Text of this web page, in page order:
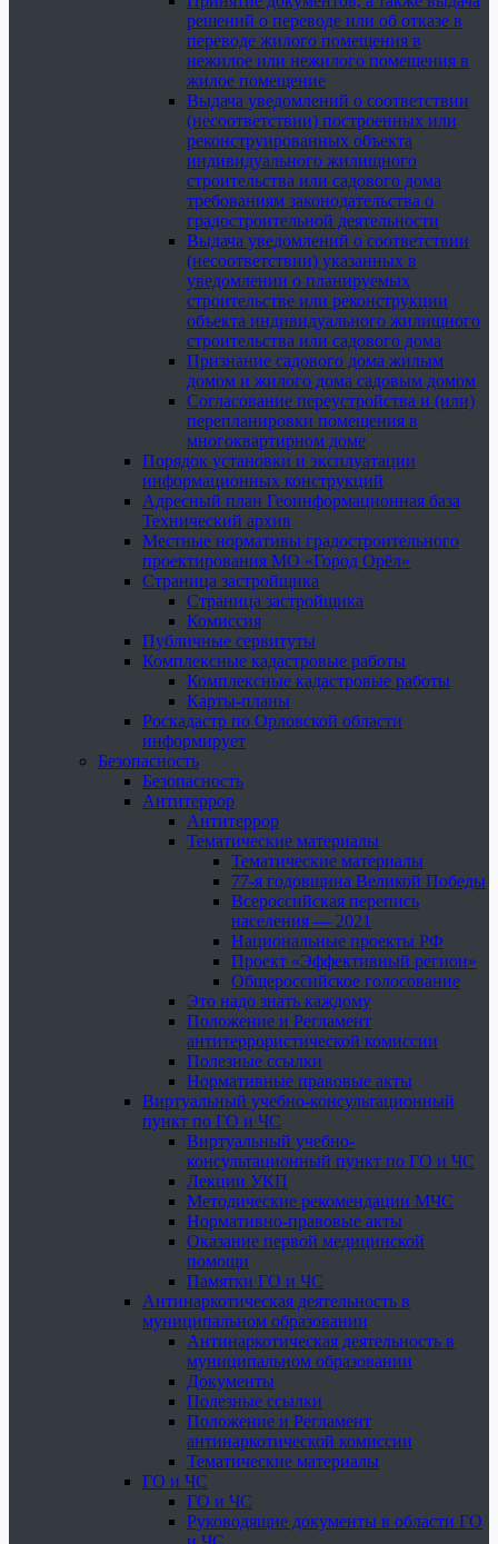
решений о переводе или об отказе в
переводе жилого помещения в
нежилое или нежилого помещения в
жилое помещение
Выдача уведомлений о соответствии
(несоответствии) построенных или
реконструированных объекта
индивидуального жилищного
строительства или садового дома
требованиям законодательства о
градостроительной деятельности
Выдача уведомлений о соответствии
(несоответствии) указанных в
уведомлении о планируемых
строительстве или реконструкции
объекта индивидуального жилищного
строительства или садового дома
Признание садового дома жилым
домом и жилого дома садовым домом
Согласование переустройства и (или)
перепланировки помещения в
многоквартирном доме
Порядок установки и эксплуатации
информационных конструкций
Адресный план Геоинформационная база
Технический архив
Местные нормативы градостроительного
проектирования МО «Город Орёл»
Страница застройщика
Страница застройщика
Комиссия
Публичные сервитуты
Комплексные кадастровые работы
Комплексные кадастровые работы
Карты-планы
Роскадастр по Орловской области
информирует
Безопасность
Безопасность
Антитеррор
Антитеррор
Тематические материалы
Тематические материалы
77-я годовщина Великой Победы
Всероссийская перепись
населения — 2021
Национальные проекты РФ
Проект «Эффективный регион»
Общероссийское голосование
Это надо знать каждому
Положение и Регламент
антитеррористической комиссии
Полезные ссылки
Нормативные правовые акты
Виртуальный учебно-консультационный
пункт по ГО и ЧС
Виртуальный учебно-
консультационный пункт по ГО и ЧС
Лекции УКП
Методические рекомендации МЧС
Нормативно-правовые акты
Оказание первой медицинской
помощи
Памятки ГО и ЧС
Антинаркотическая деятельность в
муниципальном образовании
Антинаркотическая деятельность в
муниципальном образовании
Документы
Полезные ссылки
Положение и Регламент
антинаркотической комиссии
Тематические материалы
ГО и ЧС
ГО и ЧС
Руководящие документы в области ГО